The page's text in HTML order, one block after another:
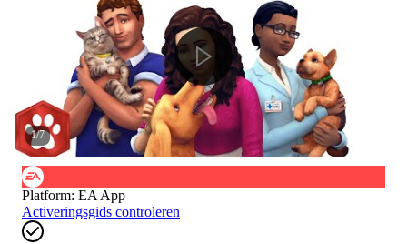
1/7
Platform: EA App
Activeringsgids controleren